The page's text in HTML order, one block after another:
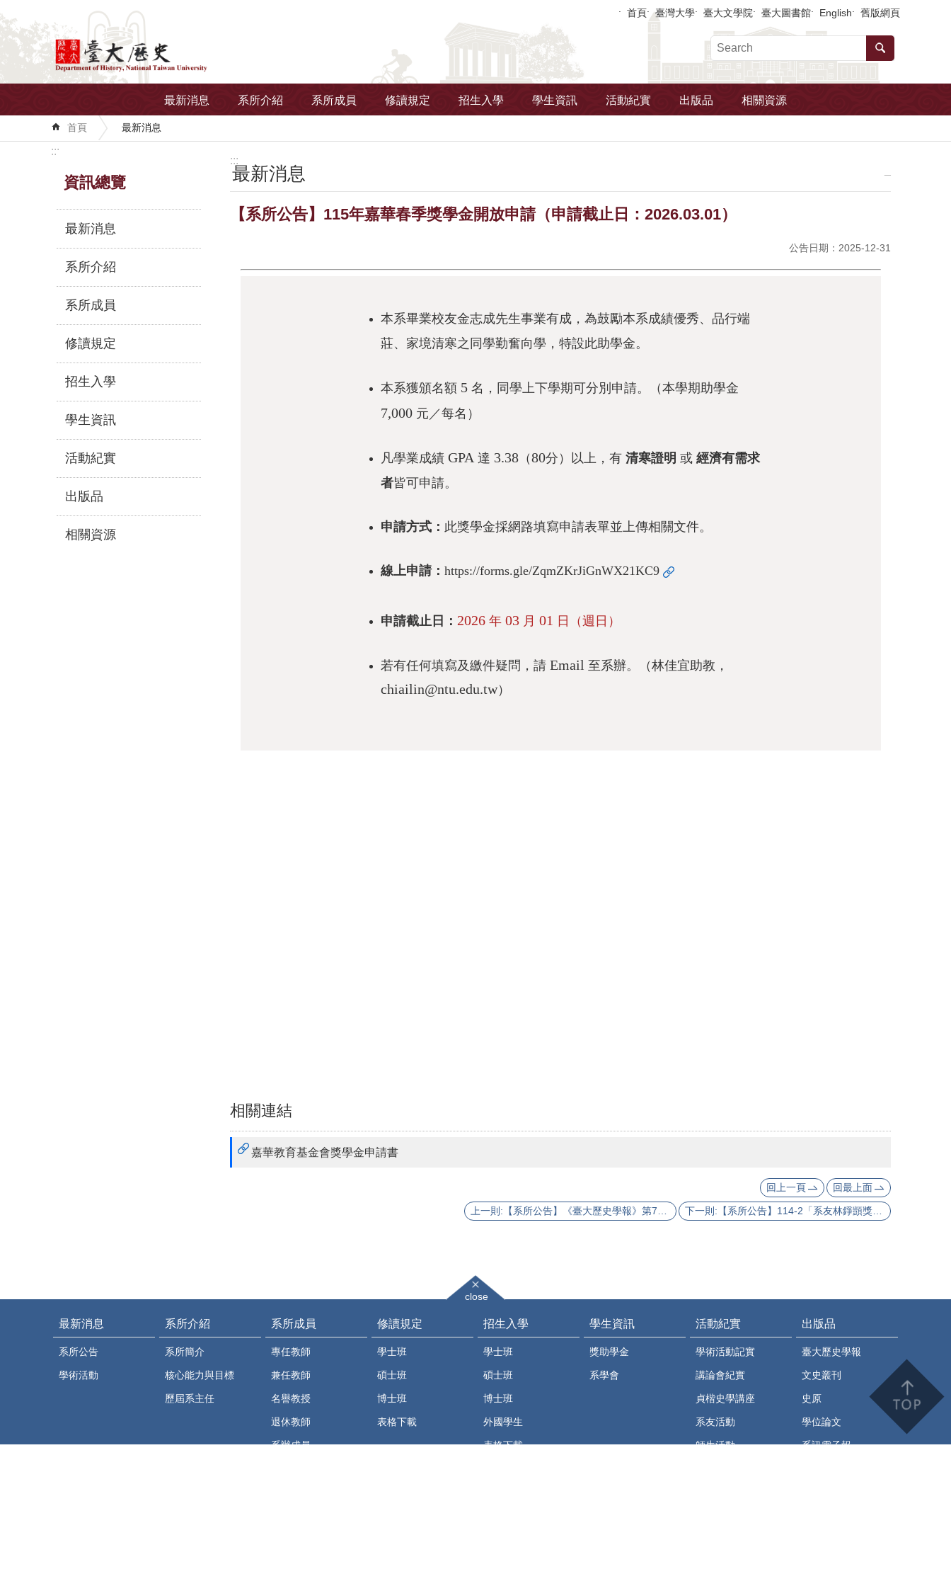
跳到主要內容區塊 首頁 臺灣大學 臺大文學院 臺大圖書館 English 舊版網頁
最新消息 系所介紹 系所成員 修讀規定 招生入學 學生資訊 活動紀實 出版品 相關資源
首頁 最新消息
:::
資訊總覽
最新消息
系所介紹
系所成員
修讀規定
招生入學
學生資訊
活動紀實
出版品
相關資源
:::
最新消息
【系所公告】115年嘉華春季獎學金開放申請（申請截止日：2026.03.01）
公告日期：2025-12-31
本系畢業校友金志成先生事業有成，為鼓勵本系成績優秀、品行端
莊、家境清寒之同學勤奮向學，特設此助學金。
本系獲頒名額 5 名，同學上下學期可分別申請。（本學期助學金
7,000 元／每名）
凡學業成績 GPA 達 3.38 （80分）以上，有 清寒證明 或 經濟有需求
者皆可申請。
申請方式： 此獎學金採網路填寫申請表單並上傳相關文件。
線上申請： https://forms.gle/ZqmZKrJiGnWX21KC9
申請截止日： 2026 年 03 月 01 日（週日）
若有任何填寫及繳件疑問，請 Email 至系辦。（林佳宜助教，
chiailin@ntu.edu.tw）
相關連結
嘉華教育基金會獎學金申請書
回上一頁 回最上面
上一則:【系所公告】《臺大歷史學報》第76期出版 下一則:【系所公告】114-2「系友林錚顗獎學金」開放申請（申請截止日：2026.03.01）
close
最新消息
系所公告
學術活動
系所介紹
系所簡介
核心能力與目標
歷屆系主任
系所成員
專任教師
兼任教師
名譽教授
退休教師
系辦成員
修讀規定
學士班
碩士班
博士班
表格下載
招生入學
學士班
碩士班
博士班
外國學生
表格下載
學生資訊
獎助學金
系學會
活動紀實
學術活動記實
講論會紀實
貞楷史學講座
系友活動
師生活動
出版品
臺大歷史學報
文史叢刊
史原
學位論文
系訊電子報